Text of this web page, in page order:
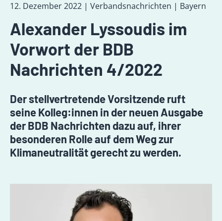
12. Dezember 2022 | Verbandsnachrichten | Bayern
Alexander Lyssoudis im
Vorwort der BDB
Nachrichten 4/2022
Der stellvertretende Vorsitzende ruft
seine Kolleg:innen in der neuen Ausgabe
der BDB Nachrichten dazu auf, ihrer
besonderen Rolle auf dem Weg zur
Klimaneutralität gerecht zu werden.